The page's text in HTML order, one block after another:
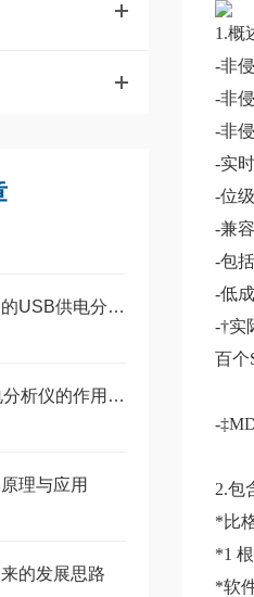
如何选择适合自己的USB供电分析仪呢？
深入探讨USB供电分析仪的作用及用途
理与应用
的发展思路
1.概
-非
-非
-非
-实
-位
-兼
-包
-低
-†实
百个
-
2.包
*比
*1
*软